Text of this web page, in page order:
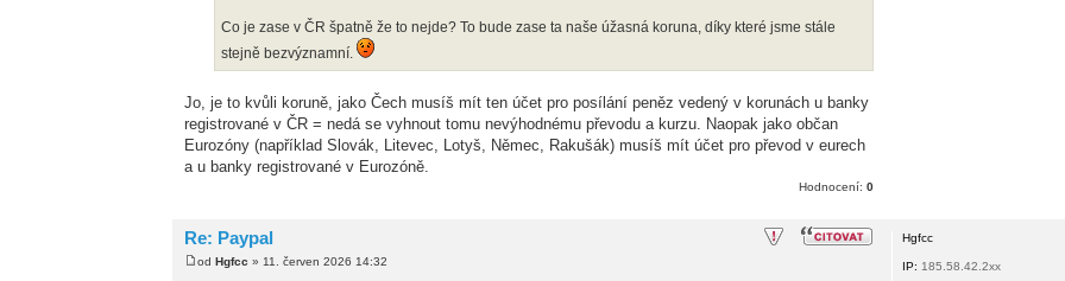
Co je zase v ČR špatně že to nejde? To bude zase ta naše úžasná koruna, díky které jsme stále
stejně bezvýznamní.
Jo, je to kvůli koruně, jako Čech musíš mít ten účet pro posílání peněz vedený v korunách u banky
registrované v ČR = nedá se vyhnout tomu nevýhodnému převodu a kurzu. Naopak jako občan
Eurozóny (například Slovák, Litevec, Lotyš, Němec, Rakušák) musíš mít účet pro převod v eurech
a u banky registrované v Eurozóně.
Hodnocení: 0
Re: Paypal
od Hgfcc » 11. červen 2026 14:32
Hgfcc
IP: 185.58.42.2xx